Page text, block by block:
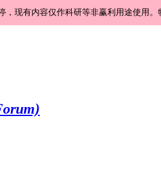
，现有内容仅作科研等非赢利用途使用。